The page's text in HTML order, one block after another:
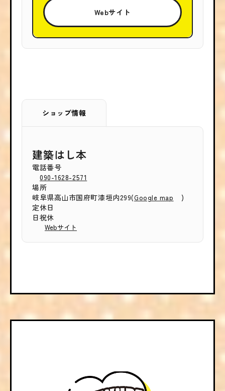
Webサイト
ショップ情報
建築はし本
電話番号
090-1628-2571
場所
岐阜県高山市国府町漆垣内299(Google map
)
定休日
日祝休
Webサイト